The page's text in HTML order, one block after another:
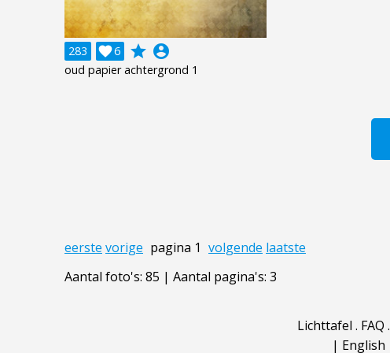
283
6
 grade account_circle
oud papier achtergrond 1
eerste vorige pagina 1 volgende laatste
Aantal foto's: 85 | Aantal pagina's: 3
Lichttafel . FAQ .
| English